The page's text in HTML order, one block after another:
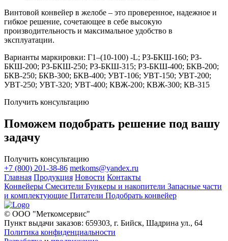
Винтовой конвейер в желобе – это проверенное, надежное и
гибкое решение, сочетающее в себе высокую
производительность и максимальное удобство в
эксплуатации.
Варианты маркировки: Г1–(10-100) -L; РЗ-БКШ-160; РЗ-
БКШ-200; РЗ-БКШ-250; РЗ-БКШ-315; РЗ-БКШ-400; БКВ-200;
БКВ-250; БКВ-300; БКВ-400; УВТ-106; УВТ-150; УВТ-200;
УВТ-250; УВТ-320; УВТ-400; КВЖ-200; КВЖ-300; КВ-315
Получить консультацию
Поможем подобрать решение под вашу
задачу
Получить консультацию
+7 (800) 201-38-86 metkoms@yandex.ru
Главная Продукция Новости Контакты
Конвейеры Смесители Бункеры и накопители Запасные части
и комплектующие Питатели Подобрать конвейер
© ООО "Меткомсервис"
Пункт выдачи заказов: 659303, г. Бийск, Шадрина ул., 64
Политика конфиденциальности